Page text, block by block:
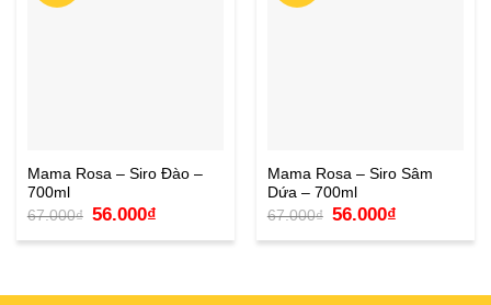
Mama Rosa – Siro Đào –
700ml
67.000₫
Giá
gốc
là:
56.000₫Giá
tại
Mama Rosa – Siro Sâm
Dứa – 700ml
67.000₫
Giá
gốc
là:
56.000₫Giá
tại